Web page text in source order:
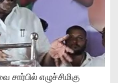
எழுச்சிமிகு